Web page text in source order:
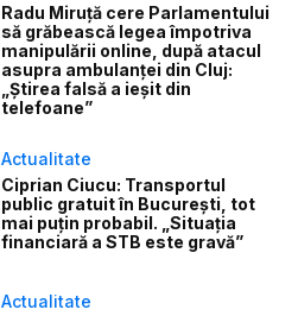
Radu Miruță cere Parlamentului
să grăbească legea împotriva
manipulării online, după atacul
asupra ambulanței din Cluj:
„Știrea falsă a ieșit din
telefoane”
Actualitate
Ciprian Ciucu: Transportul
public gratuit în București, tot
mai puțin probabil. „Situația
financiară a STB este gravă”
Actualitate